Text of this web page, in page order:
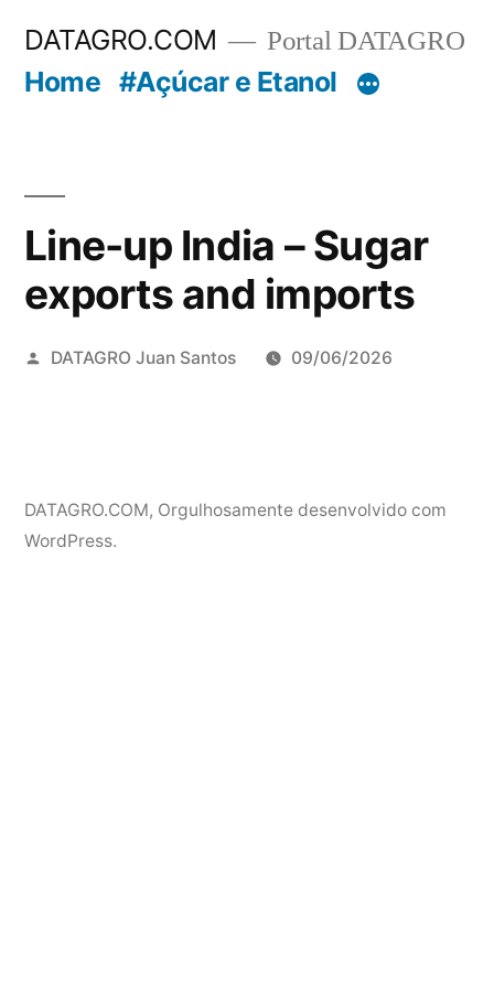
DATAGRO.COM Portal DATAGRO
Home #Açúcar e Etanol
Line-up India – Sugar
exports and imports
Publicado
DATAGRO Juan Santos 09/06/2026
DATAGRO.COM, Orgulhosamente desenvolvido com
WordPress.